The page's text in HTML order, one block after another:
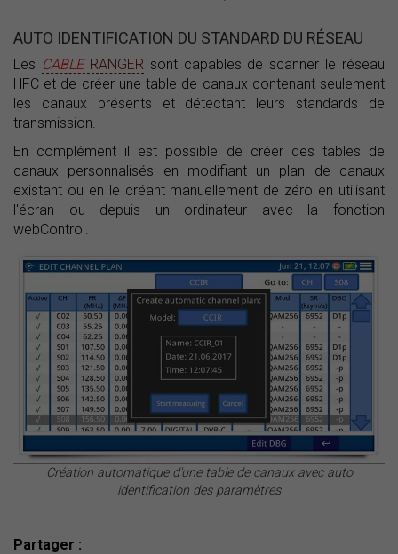
AUTO IDENTIFICATION DU STANDARD DU RÉSEAU
Les CABLERANGER sont capables de scanner le réseau
HFC et de créer une table de canaux contenant seulement
les canaux présents et détectant leurs standards de
transmission.
En complément il est possible de créer des tables de
canaux personnalisés en modifiant un plan de canaux
existant ou en le créant manuellement de zéro en utilisant
l'écran ou depuis un ordinateur avec la fonction
webControl.
Création automatique d'une table de canaux avec auto
identification des paramètres
Partager :